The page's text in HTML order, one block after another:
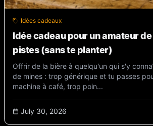
Idées cadeaux
Idée cadeau pour un amateur
pistes (sans te planter)
Offrir de la bière à quelqu'un qui s'y
de mines : trop générique et tu passes
machine à café, trop poin...
July 30, 2026